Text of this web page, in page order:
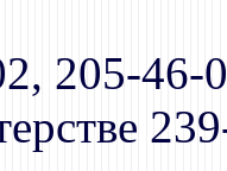
205-46-